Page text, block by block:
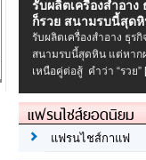
รับผลิตเครื่องสําอา
ก็รวย สนามรบนี้สุด
รับผลิตเครื่องสําอาง ธุร
สนามรบนี้สุดหิน แต่หาก
เหนือคู่ต่อสู้ คำว่า “รวย”
แฟรนไชส์ยอดนิยม
แฟรนไชส์กาแฟ